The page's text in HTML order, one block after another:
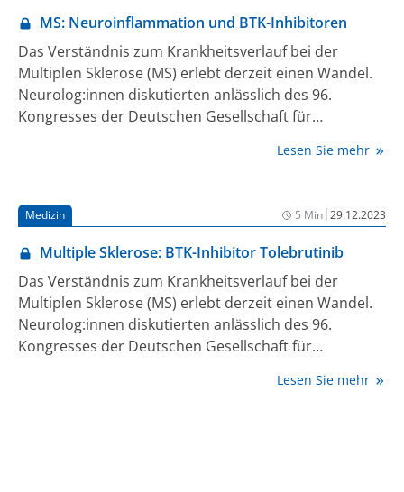
MS: Neuroinflammation und BTK-Inhibitoren
Das Verständnis zum Krankheitsverlauf bei der
Multiplen Sklerose (MS) erlebt derzeit einen Wandel.
Neurolog:innen diskutierten anlässlich des 96.
Kongresses der Deutschen Gesellschaft für
Zunahme der MS-Symptomatik unabhängig von
Prozesse im ZNS zurückgeführt wird. „Die
schubunabhängige Progression kann klinisch
relevante Ausmaße für viele MS-Patient:innen
annehmen“, betonte Dr. med. Boris-Alexander
Kallmann, niedergelassener Neurologe in Bamberg.
Als einen vielversprechenden Ansatz zur Reduktion
der schwelenden und akuten Neuroinflammation
wurde u.a. der ZNS-gängige BTK-Inhibitor (Bruton-
Tyrosinkinase; BTK) Tolebrutinib vorgestellt, der
Lesen Sie mehr
Medizin 5 Min|29.12.2023
Multiple Sklerose: BTK-Inhibitor Tolebrutinib
Das Verständnis zum Krankheitsverlauf bei der
Multiplen Sklerose (MS) erlebt derzeit einen Wandel.
Neurolog:innen diskutierten anlässlich des 96.
Kongresses der Deutschen Gesellschaft für
Zunahme der MS-Symptomatik unabhängig von
Lesen Sie mehr